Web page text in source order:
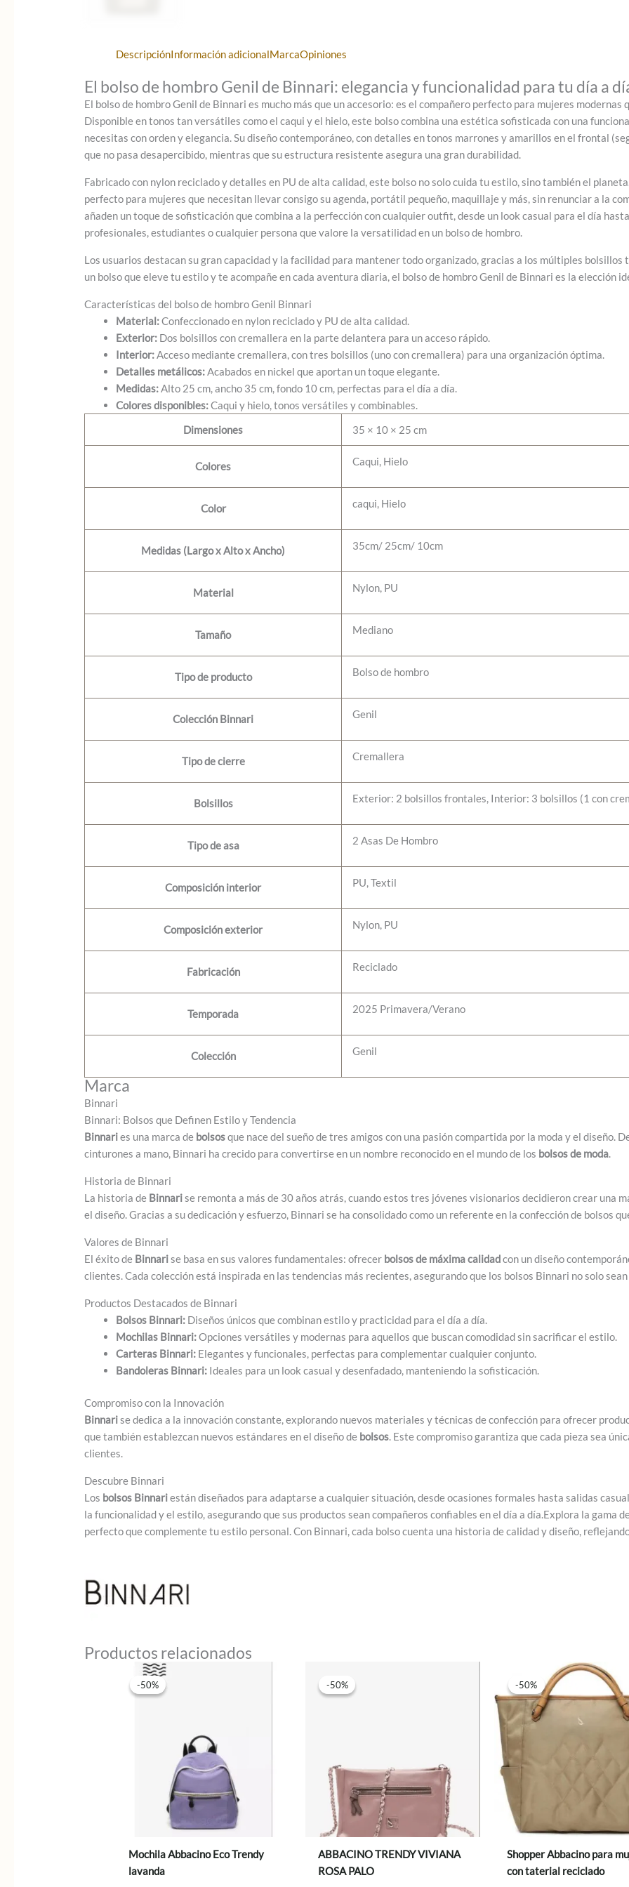
DescripciónInformación adicionalMarcaOpiniones
El bolso de hombro Genil de Binnari: elegancia y funcionalidad para tu día a
El bolso de hombro Genil de Binnari es mucho más que un accesorio: es el compañero perfecto para mujeres modernas
Disponible en tonos tan versátiles como el caqui y el hielo, este bolso combina una estética sofisticada con una
necesitas con orden y elegancia. Su diseño contemporáneo, con detalles en tonos marrones y amarillos en el frontal
que no pasa desapercibido, mientras que su estructura resistente asegura una gran durabilidad.
Fabricado con nylon reciclado y detalles en PU de alta calidad, este bolso no solo cuida tu estilo, sino también el
perfecto para mujeres que necesitan llevar consigo su agenda, portátil pequeño, maquillaje y más, sin renunciar a la
añaden un toque de sofisticación que combina a la perfección con cualquier outfit, desde un look casual para el día
profesionales, estudiantes o cualquier persona que valore la versatilidad en un bolso de hombro.
Los usuarios destacan su gran capacidad y la facilidad para mantener todo organizado, gracias a los múltiples
un bolso que eleve tu estilo y te acompañe en cada aventura diaria, el bolso de hombro Genil de Binnari es la elección
Características del bolso de hombro Genil Binnari
Material:Confeccionado en nylon reciclado y PU de alta calidad.
Exterior: Dos bolsillos con cremallera en la parte delantera para un acceso rápido.
Interior: Acceso mediante cremallera, con tres bolsillos (uno con cremallera) para una organización óptima.
Detalles metálicos: Acabados en nickel que aportan un toque elegante.
Medidas: Alto 25 cm, ancho 35 cm, fondo 10 cm, perfectas para el día a día.
Colores disponibles:Caqui y hielo, tonos versátiles y combinables.
Dimensiones
35 × 10 × 25 cm
Colores Caqui, Hielo
Color caqui, Hielo
Medidas (Largo x Alto x Ancho) 35cm/ 25cm/ 10cm
Material Nylon, PU
Tamaño Mediano
Tipo de producto Bolso de hombro
Colección Binnari Genil
Tipo de cierre Cremallera
Bolsillos Exterior: 2 bolsillos frontales, Interior: 3 bolsillos (1 con
Tipo de asa 2 Asas De Hombro
Composición interior PU, Textil
Composición exterior Nylon, PU
Fabricación Reciclado
Temporada 2025 Primavera/Verano
Colección Genil
Marca
Binnari
Binnari: Bolsos que Definen Estilo y Tendencia
Binnaries una marca de bolsosque nace del sueño de tres amigos con una pasión compartida por la moda y el diseño.
cinturones a mano, Binnari ha crecido para convertirse en un nombre reconocido en el mundo de los bolsos de moda
Historia de Binnari
La historia de Binnarise remonta a más de 30 años atrás, cuando estos tres jóvenes visionarios decidieron crear una
el diseño. Gracias a su dedicación y esfuerzo, Binnari se ha consolidado como un referente en la confección de bolsos
Valores de Binnari
El éxito de Binnarise basa en sus valores fundamentales: ofrecer bolsos de máxima calidadcon un diseño
clientes. Cada colección está inspirada en las tendencias más recientes, asegurando que los bolsos Binnari no solo
Productos Destacados de Binnari
Bolsos Binnari: Diseños únicos que combinan estilo y practicidad para el día a día.
Mochilas Binnari:Opciones versátiles y modernas para aquellos que buscan comodidad sin sacrificar el estilo.
Carteras Binnari: Elegantes y funcionales, perfectas para complementar cualquier conjunto.
Bandoleras Binnari: Ideales para un look casual y desenfadado, manteniendo la sofisticación.
Compromiso con la Innovación
Binnarise dedica a la innovación constante, explorando nuevos materiales y técnicas de confección para ofrecer
que también establezcan nuevos estándares en el diseño de bolsos. Este compromiso garantiza que cada pieza sea
clientes.
Descubre Binnari
Los bolsos Binnariestán diseñados para adaptarse a cualquier situación, desde ocasiones formales hasta salidas
la funcionalidad y el estilo, asegurando que sus productos sean compañeros confiables en el día a día.Explora la gama
perfecto que complemente tu estilo personal. Con Binnari, cada bolso cuenta una historia de calidad y diseño,
Productos relacionados
-50%
-50%
Mochila Abbacino Eco Trendy
lavanda
-50%
-50%
ABBACINO TRENDY VIVIANA
ROSA PALO
-50%
-50%
Shopper Abbacino para
con taterial reciclado